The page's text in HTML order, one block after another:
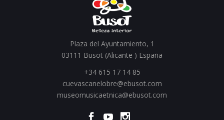
Plaza del Ayuntamiento, 1
03111 Busot (Alicante ) España
+34 615 17 14 85
cuevascanelobre@ebusot.com
museomusicaetnica@ebusot.com